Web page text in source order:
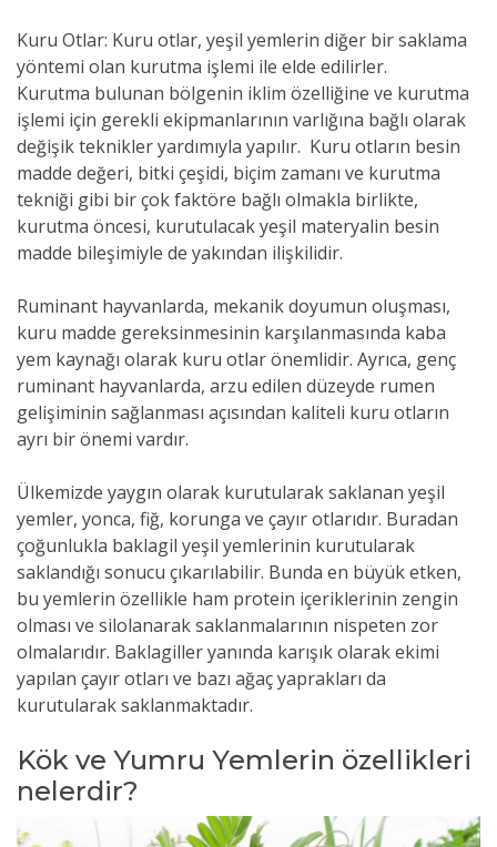
Kuru Otlar: Kuru otlar, yeşil yemlerin diğer bir saklama
yöntemi olan kurutma işlemi ile elde edilirler.
Kurutma bulunan bölgenin iklim özelliğine ve kurutma
işlemi için gerekli ekipmanlarının varlığına bağlı olarak
değişik teknikler yardımıyla yapılır. Kuru otların besin
madde değeri, bitki çeşidi, biçim zamanı ve kurutma
tekniği gibi bir çok faktöre bağlı olmakla birlikte,
kurutma öncesi, kurutulacak yeşil materyalin besin
madde bileşimiyle de yakından ilişkilidir.
Ruminant hayvanlarda, mekanik doyumun oluşması,
kuru madde gereksinmesinin karşılanmasında kaba
yem kaynağı olarak kuru otlar önemlidir. Ayrıca, genç
ruminant hayvanlarda, arzu edilen düzeyde rumen
gelişiminin sağlanması açısından kaliteli kuru otların
ayrı bir önemi vardır.
Ülkemizde yaygın olarak kurutularak saklanan yeşil
yemler, yonca, fiğ, korunga ve çayır otlarıdır. Buradan
çoğunlukla baklagil yeşil yemlerinin kurutularak
saklandığı sonucu çıkarılabilir. Bunda en büyük etken,
bu yemlerin özellikle ham protein içeriklerinin zengin
olması ve silolanarak saklanmalarının nispeten zor
olmalarıdır. Baklagiller yanında karışık olarak ekimi
yapılan çayır otları ve bazı ağaç yaprakları da
kurutularak saklanmaktadır.
Kök ve Yumru Yemlerin özellikleri
nelerdir?